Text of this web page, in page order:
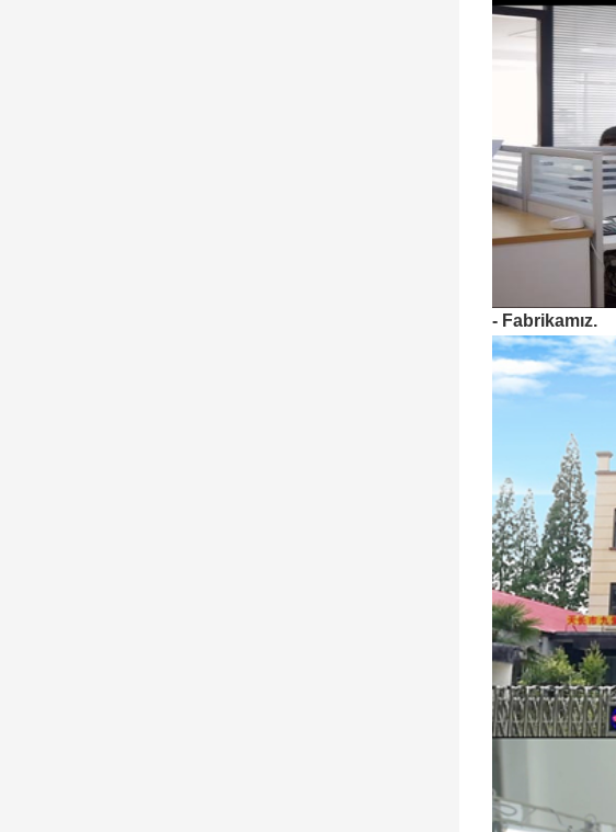
- Fabrikamız.